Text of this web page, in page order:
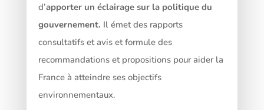
d’apporter un éclairage sur la politique du
gouvernement. Il émet des rapports
consultatifs et avis et formule des
recommandations et propositions pour aider la
France à atteindre ses objectifs
environnementaux.